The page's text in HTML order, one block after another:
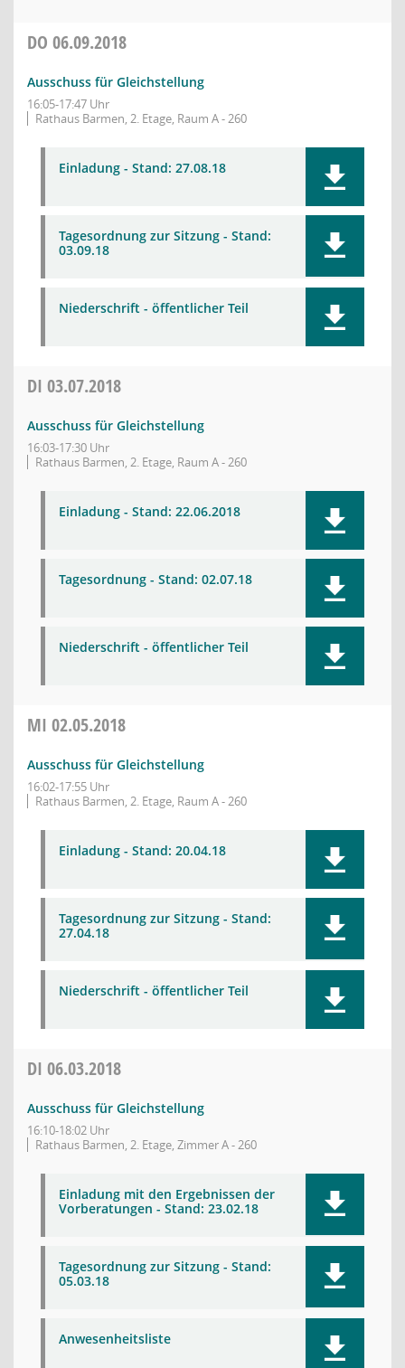
DO 06.09.2018
Ausschuss für Gleichstellung
16:05-17:47 Uhr
Rathaus Barmen, 2. Etage, Raum A - 260
Einladung - Stand: 27.08.18
Tagesordnung zur Sitzung - Stand:
03.09.18
Niederschrift - öffentlicher Teil
DI 03.07.2018
Ausschuss für Gleichstellung
16:03-17:30 Uhr
Rathaus Barmen, 2. Etage, Raum A - 260
Einladung - Stand: 22.06.2018
Tagesordnung - Stand: 02.07.18
Niederschrift - öffentlicher Teil
MI 02.05.2018
Ausschuss für Gleichstellung
16:02-17:55 Uhr
Rathaus Barmen, 2. Etage, Raum A - 260
Einladung - Stand: 20.04.18
Tagesordnung zur Sitzung - Stand:
27.04.18
Niederschrift - öffentlicher Teil
DI 06.03.2018
Ausschuss für Gleichstellung
16:10-18:02 Uhr
Rathaus Barmen, 2. Etage, Zimmer A - 260
Einladung mit den Ergebnissen der
Vorberatungen - Stand: 23.02.18
Tagesordnung zur Sitzung - Stand:
05.03.18
Anwesenheitsliste